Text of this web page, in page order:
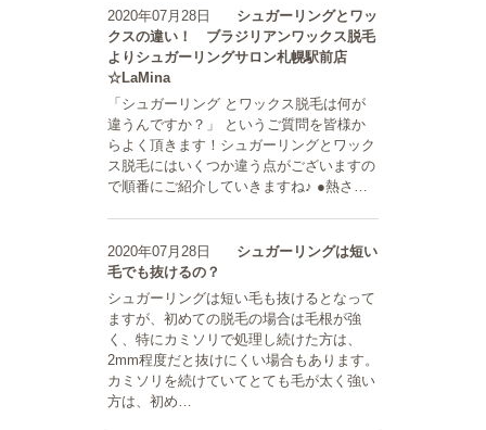
2020年07月28日
シュガーリングとワッ
クスの違い！ ブラジリアンワックス脱毛
よりシュガーリングサロン札幌駅前店
☆LaMina
「シュガーリング とワックス脱毛は何が
違うんですか？」 というご質問を皆様か
らよく頂きます！シュガーリングとワック
ス脱毛にはいくつか違う点がございますの
で順番にご紹介していきますね♪ ●熱さ…
2020年07月28日
シュガーリングは短い
毛でも抜けるの？
シュガーリングは短い毛も抜けるとなって
ますが、初めての脱毛の場合は毛根が強
く、特にカミソリで処理し続けた方は、
2mm程度だと抜けにくい場合もあります。
カミソリを続けていてとても毛が太く強い
方は、初め…